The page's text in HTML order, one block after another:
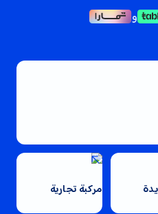
و
مركبة تجارية